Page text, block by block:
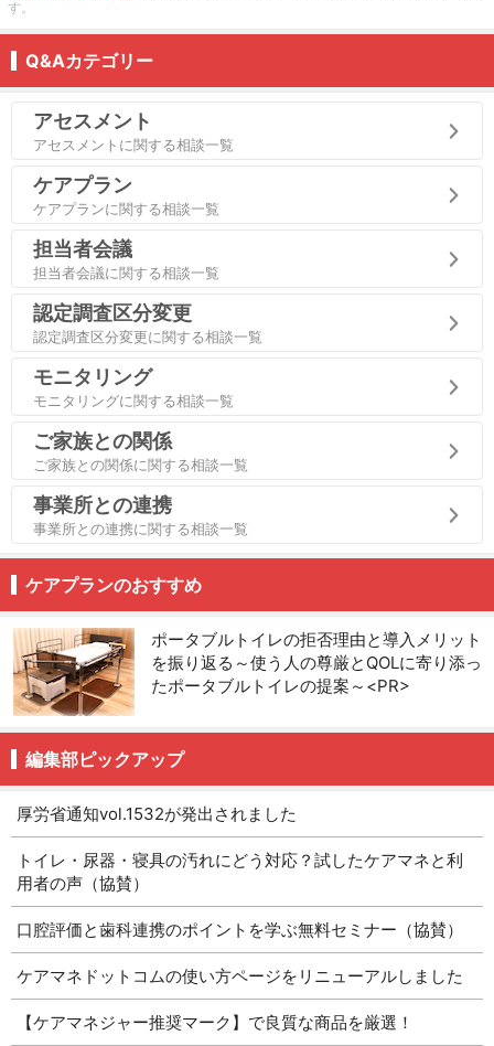
す。
Q&Aカテゴリー
アセスメント
アセスメントに関する相談一覧
ケアプラン
ケアプランに関する相談一覧
担当者会議
担当者会議に関する相談一覧
認定調査区分変更
認定調査区分変更に関する相談一覧
モニタリング
モニタリングに関する相談一覧
ご家族との関係
ご家族との関係に関する相談一覧
事業所との連携
事業所との連携に関する相談一覧
ケアプランのおすすめ
ポータブルトイレの拒否理由と導入メリット
を振り返る～使う人の尊厳とQOLに寄り添っ
たポータブルトイレの提案～<PR>
編集部ピックアップ
厚労省通知vol.1532が発出されました
トイレ・尿器・寝具の汚れにどう対応？試したケアマネと利
用者の声（協賛）
口腔評価と歯科連携のポイントを学ぶ無料セミナー（協賛）
ケアマネドットコムの使い方ページをリニューアルしました
【ケアマネジャー推奨マーク】で良質な商品を厳選！